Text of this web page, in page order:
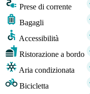
Prese di corrente
Bagagli
Accessibilità
Ristorazione a bordo
Aria condizionata
Bicicletta